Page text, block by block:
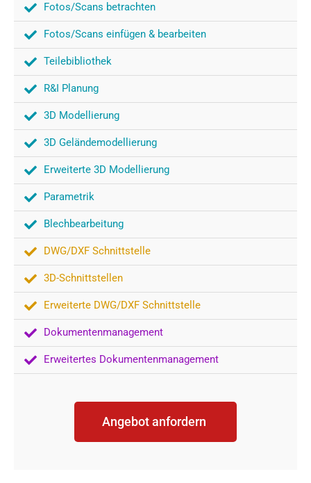
Fotos/Scans betrachten
Fotos/Scans einfügen & bearbeiten
Teilebibliothek
R&I Planung
3D Modellierung
3D Geländemodellierung
Erweiterte 3D Modellierung
Parametrik
Blechbearbeitung
DWG/DXF Schnittstelle
3D-Schnittstellen
Erweiterte DWG/DXF Schnittstelle
Dokumentenmanagement
Erweitertes Dokumentenmanagement
Angebot anfordern